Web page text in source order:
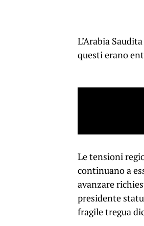
L’Arabia
questi erano
Le tensioni
continuano a
avanzare
presidente
fragile tregua